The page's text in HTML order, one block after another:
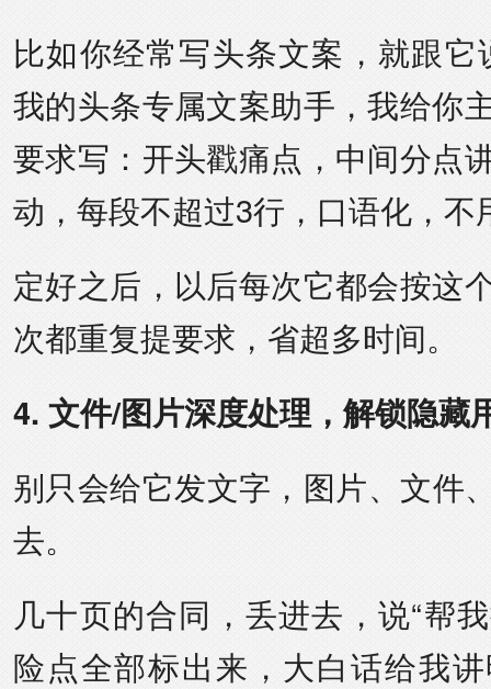
比如你经常写头条文案，就跟它
我的头条专属文案助手，我给你
要求写：开头戳痛点，中间分点
动，每段不超过3行，口语化，不
定好之后，以后每次它都会按这
次都重复提要求，省超多时间。
4. 文件/图片深度处理，解锁隐藏
别只会给它发文字，图片、文件
去。
几十页的合同，丢进去，说“帮
险点全部标出来，大白话给我